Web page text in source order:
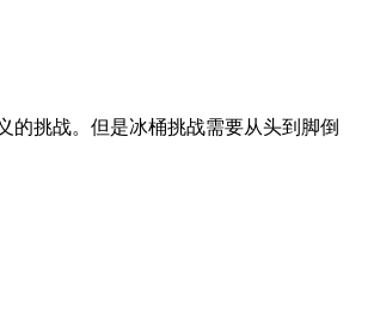
的挑战。但是冰桶挑战需要从头到脚倒